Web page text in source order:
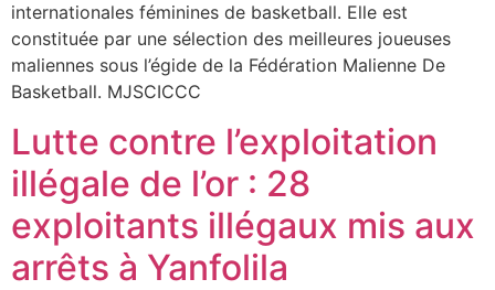
internationales féminines de basketball. Elle est
constituée par une sélection des meilleures joueuses
maliennes sous l’égide de la Fédération Malienne De
Basketball. MJSCICCC
Lutte contre l’exploitation
illégale de l’or : 28
exploitants illégaux mis aux
arrêts à Yanfolila